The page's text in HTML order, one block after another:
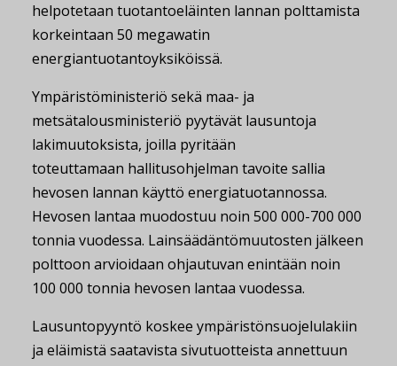
helpotetaan tuotantoeläinten lannan polttamista
korkeintaan 50 megawatin
energiantuotantoyksiköissä.
Ympäristöministeriö sekä maa- ja
metsätalousministeriö pyytävät lausuntoja
lakimuutoksista, joilla pyritään
toteuttamaan hallitusohjelman tavoite sallia
hevosen lannan käyttö energiatuotannossa.
Hevosen lantaa muodostuu noin 500 000-700 000
tonnia vuodessa. Lainsäädäntömuutosten jälkeen
polttoon arvioidaan ohjautuvan enintään noin
100 000 tonnia hevosen lantaa vuodessa.
Lausuntopyyntö koskee ympäristönsuojelulakiin
ja eläimistä saatavista sivutuotteista annettuun